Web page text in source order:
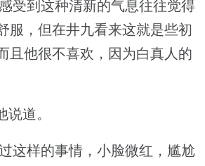
受到这种清新的气息往往觉得
服，但在井九看来这就是些初
且他很不喜欢，因为白真人的
道。
这样的事情，小脸微红，尴尬